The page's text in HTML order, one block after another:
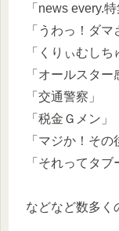
「news every.特
「うわっ！ダマ
「くりぃむし
「オールスター
「交通警察」
「税金Ｇメン」
「マジか！その
「それってタブ
などなど数多く